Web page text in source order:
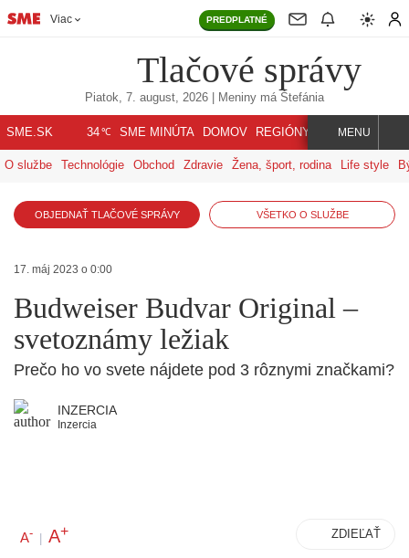
Viac PREDPLATNÉ
Tlačové správy
Piatok, 7. august, 2026 | Meniny má Štefánia
SME.SK 34℃ SME MINÚTA DOMOV REGIÓNY INDEX SVET
MENU
O službe Technológie Obchod Zdravie Žena, šport, rodina Life style
OBJEDNAŤ TLAČOVÉ SPRÁVY VŠETKO O SLUŽBE
17. máj 2023 o 0:00
Budweiser Budvar Original –
svetoznámy ležiak
Prečo ho vo svete nájdete pod 3 rôznymi značkami?
INZERCIA
Inzercia
A- | A+ ZDIEĽAŤ